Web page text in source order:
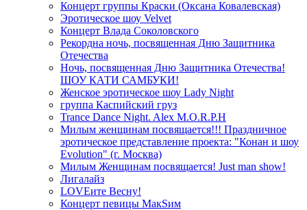
Концерт группы Краски (Оксана Ковалевская)
Эротическое шоу Velvet
Концерт Влада Соколовского
Рекордна ночь, посвященная Дню Защитника
Отечества
Ночь, посвященная Дню Защитника Отечества!
ШОУ КАТИ САМБУКИ!
Женское эротическое шоу Lady Night
группа Каспийский груз
Trance Dance Night. Alex M.O.R.P.H
Милым женщинам посвящается!!! Праздничное
эротическое представление проекта: "Конан и шоу
Evolution" (г. Москва)
Милым Женщинам посвящается! Just man show!
Лигалайз
LOVEите Весну!
Концерт певицы МакSим